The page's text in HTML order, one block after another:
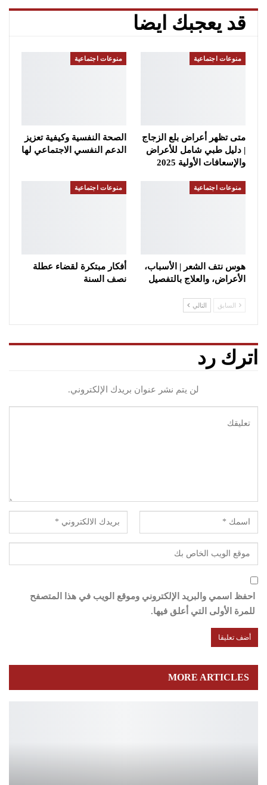
قد يعجبك ايضا
منوعات اجتماعية
متى تظهر أعراض بلع الزجاج
| دليل طبي شامل للأعراض
والإسعافات الأولية 2025
منوعات اجتماعية
الصحة النفسية وكيفية تعزيز
الدعم النفسي الاجتماعي لها
منوعات اجتماعية
هوس نتف الشعر | الأسباب،
الأعراض، والعلاج بالتفصيل
منوعات اجتماعية
أفكار مبتكرة لقضاء عطلة
نصف السنة
السابق التالي
اترك رد
لن يتم نشر عنوان بريدك الإلكتروني.
احفظ اسمي والبريد الإلكتروني وموقع الويب في هذا المتصفح
للمرة الأولى التي أعلق فيها.
MORE ARTICLES